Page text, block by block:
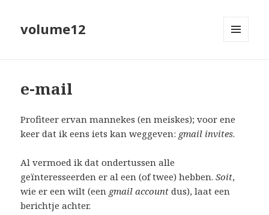
volume12
e-mail
Profiteer ervan mannekes (en meiskes); voor ene
keer dat ik eens iets kan weggeven: gmail invites.
Al vermoed ik dat ondertussen alle
geïnteresseerden er al een (of twee) hebben.Soit,
wie er een wilt (een gmail account dus), laat een
berichtje achter.